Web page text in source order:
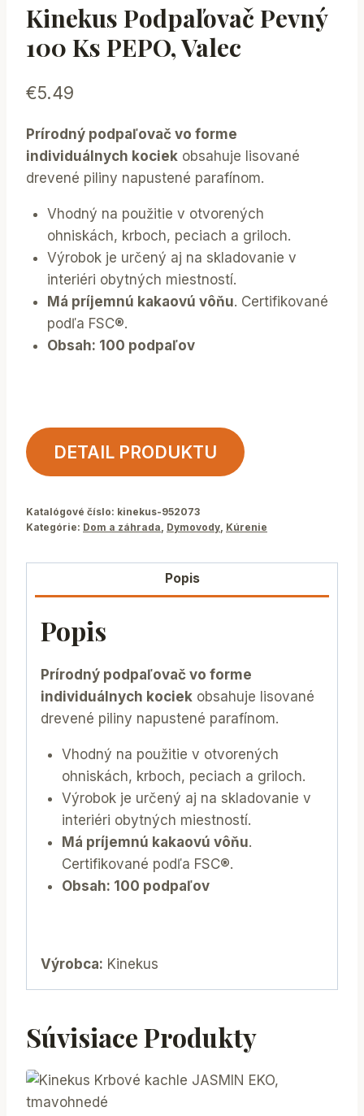
Kinekus Podpaľovač Pevný
100 Ks PEPO, Valec
€5.49
Prírodný podpaľovač vo forme
individuálnych kociek obsahuje lisované
drevené piliny napustené parafínom.
Vhodný na použitie v otvorených
ohniskách, krboch, peciach a griloch.
Výrobok je určený aj na skladovanie v
interiéri obytných miestností.
Má príjemnú kakaovú vôňu. Certifikované
podľa FSC®.
Obsah: 100 podpaľov
DETAIL PRODUKTU
Katalógové číslo: kinekus-952073
Kategórie: Dom a záhrada Dymovody Kúrenie
Popis
Popis
Prírodný podpaľovač vo forme
individuálnych kociek obsahuje lisované
drevené piliny napustené parafínom.
Vhodný na použitie v otvorených
ohniskách, krboch, peciach a griloch.
Výrobok je určený aj na skladovanie v
interiéri obytných miestností.
Má príjemnú kakaovú vôňu.
Certifikované podľa FSC®.
Obsah: 100 podpaľov
Výrobca: Kinekus
Súvisiace Produkty